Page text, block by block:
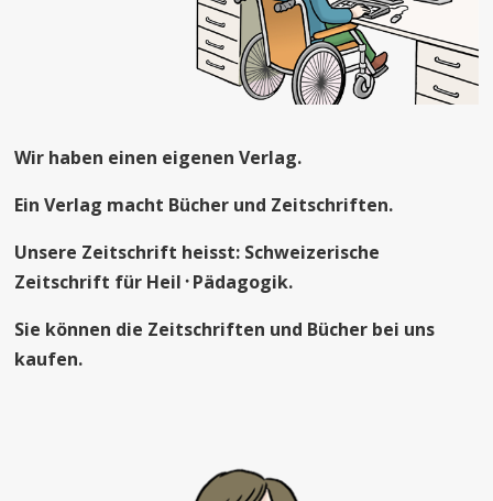
Wir haben einen eigenen Verlag.
Ein Verlag macht Bücher und Zeitschriften.
Unsere Zeitschrift heisst: Schweizerische
Zeitschrift für Heil᛫Pädagogik.
Sie können die Zeitschriften und Bücher bei uns
kaufen.